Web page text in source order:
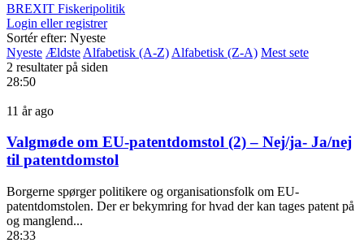
BREXIT Fiskeripolitik
Login eller registrer
Sortér efter: Nyeste
Nyeste Ældste Alfabetisk (A-Z) Alfabetisk (Z-A) Mest sete
2 resultater på siden
28:50
11 år ago
Valgmøde om EU-patentdomstol (2) – Nej/ja- Ja/nej
til patentdomstol
Borgerne spørger politikere og organisationsfolk om EU-
patentdomstolen. Der er bekymring for hvad der kan tages patent på
og manglend...
28:33